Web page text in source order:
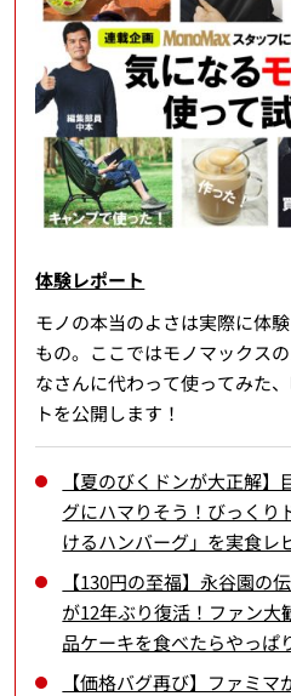
体験レポート
モノの本当のよさは実際に体
もの。ここではモノマックス
なさんに代わって使ってみた
トを公開します！
【夏のびくドンが大正解
グにハマりそう！びっくり
けるハンバーグ」を実食レ
【130円の至福】永谷園の
が12年ぶり復活！ファン
品ケーキを食べたらやっぱ
【価格バグ再び】ファミ